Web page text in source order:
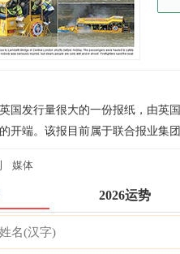
英国发行量很大的一份报纸，由英
开端。该报目前属于联合报业集团
媒体
2026运势